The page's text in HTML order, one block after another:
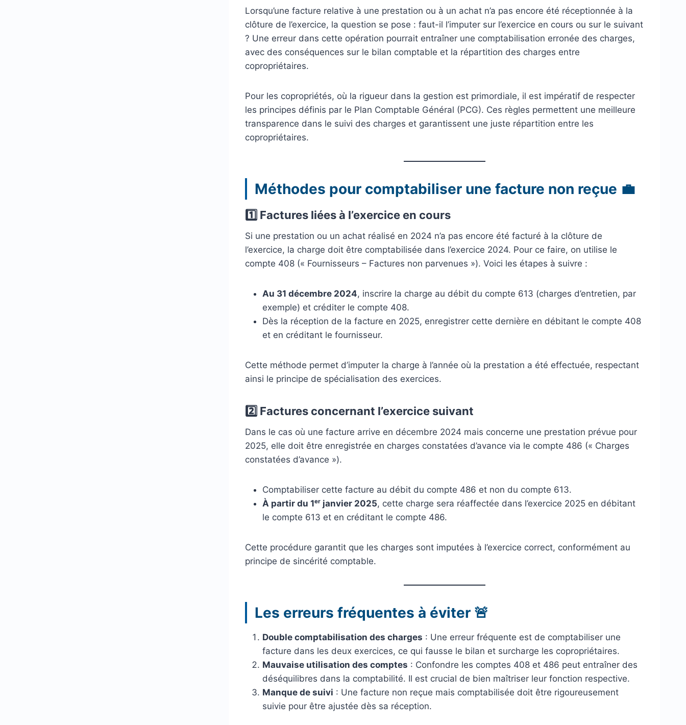
Lorsqu’une facture relative à une prestation ou à un achat n’a pas encore été réceptionnée à la
clôture de l’exercice, la question se pose : faut-il l’imputer sur l’exercice en cours ou sur le suivant
? Une erreur dans cette opération pourrait entraîner une comptabilisation erronée des charges,
avec des conséquences sur le bilan comptable et la répartition des charges entre
copropriétaires.
Pour les copropriétés, où la rigueur dans la gestion est primordiale, il est impératif de respecter
les principes définis par le Plan Comptable Général (PCG). Ces règles permettent une meilleure
transparence dans le suivi des charges et garantissent une juste répartition entre les
copropriétaires.
Méthodes pour comptabiliser une facture non reçue 💼
1️⃣ Factures liées à l’exercice en cours
Si une prestation ou un achat réalisé en 2024 n’a pas encore été facturé à la clôture de
l’exercice, la charge doit être comptabilisée dans l’exercice 2024. Pour ce faire, on utilise le
compte 408 (« Fournisseurs – Factures non parvenues »). Voici les étapes à suivre :
Au 31 décembre 2024, inscrire la charge au débit du compte 613 (charges d’entretien, par
exemple) et créditer le compte 408.
Dès la réception de la facture en 2025, enregistrer cette dernière en débitant le compte 408
et en créditant le fournisseur.
Cette méthode permet d’imputer la charge à l’année où la prestation a été effectuée, respectant
ainsi le principe de spécialisation des exercices.
2️⃣ Factures concernant l’exercice suivant
Dans le cas où une facture arrive en décembre 2024 mais concerne une prestation prévue pour
2025, elle doit être enregistrée en charges constatées d’avance via le compte 486 (« Charges
constatées d’avance »).
Comptabiliser cette facture au débit du compte 486 et non du compte 613.
À partir du 1ᵉʳ janvier 2025, cette charge sera réaffectée dans l’exercice 2025 en débitant
le compte 613 et en créditant le compte 486.
Cette procédure garantit que les charges sont imputées à l’exercice correct, conformément au
principe de sincérité comptable.
Les erreurs fréquentes à éviter 🚨
Double comptabilisation des charges : Une erreur fréquente est de comptabiliser une
facture dans les deux exercices, ce qui fausse le bilan et surcharge les copropriétaires.
Mauvaise utilisation des comptes : Confondre les comptes 408 et 486 peut entraîner des
déséquilibres dans la comptabilité. Il est crucial de bien maîtriser leur fonction respective.
Manque de suivi : Une facture non reçue mais comptabilisée doit être rigoureusement
suivie pour être ajustée dès sa réception.